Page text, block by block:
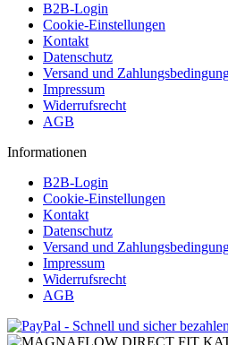
B2B-Login
Cookie-Einstellungen
Kontakt
Datenschutz
Versand und
Impressum
Widerrufsrecht
AGB
Informationen
B2B-Login
Cookie-Einstellungen
Kontakt
Datenschutz
Versand und
Impressum
Widerrufsrecht
AGB